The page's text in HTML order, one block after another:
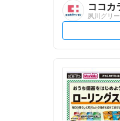
ココカ
夙川グリ